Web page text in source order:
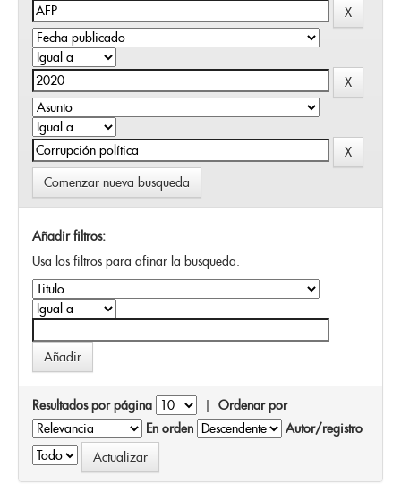
Comenzar nueva busqueda
Añadir filtros:
Usa los filtros para afinar la busqueda.
Resultados por página | Ordenar por
En orden
Autor/registro